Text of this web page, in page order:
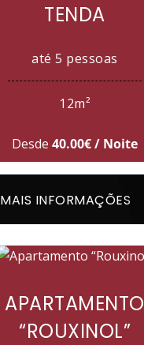
TENDA
até 5 pessoas
12m²
Desde 40.00€ / Noite
MAIS INFORMAÇÕES
APARTAMENTO
“ROUXINOL”